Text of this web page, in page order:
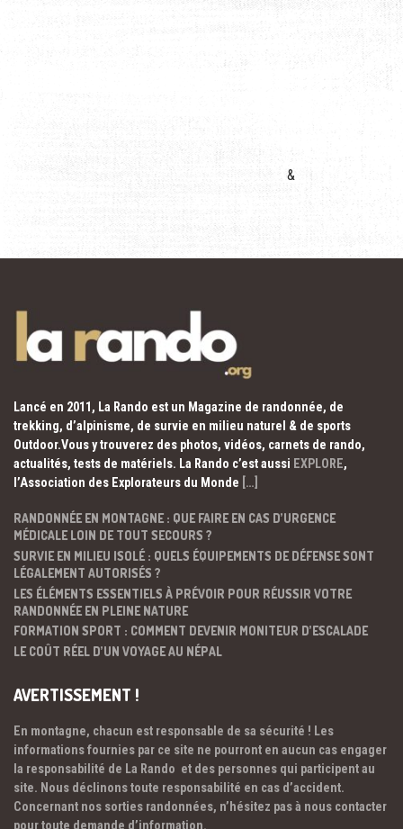
&
Lancé en 2011, La Rando est un Magazine de randonnée, de
trekking, d’alpinisme, de survie en milieu naturel & de sports
Outdoor.Vous y trouverez des photos, vidéos, carnets de rando,
actualités, tests de matériels. La Rando c’est aussi EXPLORE,
l’Association des Explorateurs du Monde […]
RANDONNÉE EN MONTAGNE : QUE FAIRE EN CAS D’URGENCE
MÉDICALE LOIN DE TOUT SECOURS ?
SURVIE EN MILIEU ISOLÉ : QUELS ÉQUIPEMENTS DE DÉFENSE SONT
LÉGALEMENT AUTORISÉS ?
LES ÉLÉMENTS ESSENTIELS À PRÉVOIR POUR RÉUSSIR VOTRE
RANDONNÉE EN PLEINE NATURE
FORMATION SPORT : COMMENT DEVENIR MONITEUR D’ESCALADE
LE COÛT RÉEL D’UN VOYAGE AU NÉPAL
AVERTISSEMENT !
En montagne, chacun est responsable de sa sécurité ! Les
informations fournies par ce site ne pourront en aucun cas engager
la responsabilité de La Rando et des personnes qui participent au
site. Nous déclinons toute responsabilité en cas d’accident.
Concernant nos sorties randonnées, n’hésitez pas à nous contacter
pour toute demande d’information.